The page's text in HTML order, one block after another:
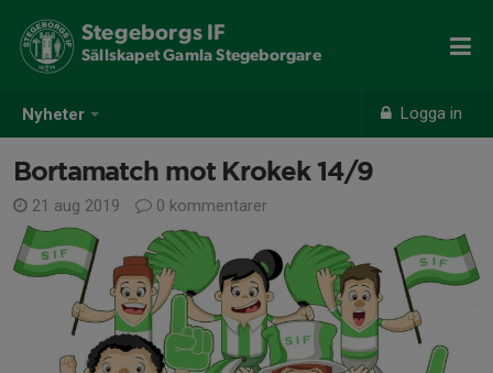
Nyheter Logga in
Stegeborgs IF
Sällskapet Gamla Stegeborgare
Bortamatch mot Krokek 14/9
21 aug 2019 0 kommentarer